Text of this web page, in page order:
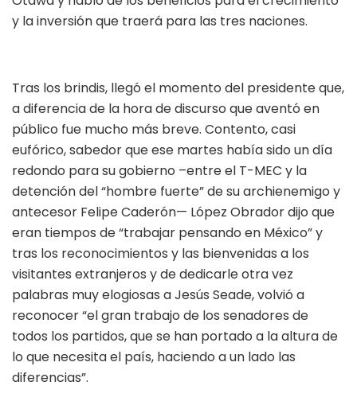
y la inversión que traerá para las tres naciones.
Tras los brindis, llegó el momento del presidente que,
a diferencia de la hora de discurso que aventó en
público fue mucho más breve. Contento, casi
eufórico, sabedor que ese martes había sido un día
redondo para su gobierno –entre el T-MEC y la
detención del “hombre fuerte” de su archienemigo y
antecesor Felipe Caderón— López Obrador dijo que
eran tiempos de “trabajar pensando en México” y
tras los reconocimientos y las bienvenidas a los
visitantes extranjeros y de dedicarle otra vez
palabras muy elogiosas a Jesús Seade, volvió a
reconocer “el gran trabajo de los senadores de
todos los partidos, que se han portado a la altura de
lo que necesita el país, haciendo a un lado las
diferencias”.